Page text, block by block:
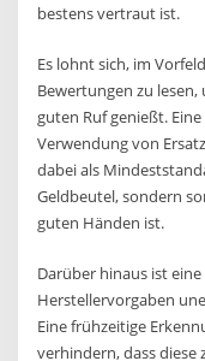
bestens vertraut ist.
Es lohnt sich, im
Bewertungen zu
guten Ruf genießt.
Verwendung von
dabei als
Geldbeutel, sondern
guten Händen ist.
Darüber hinaus ist
Herstellervorgaben
Eine frühzeitige
verhindern, dass